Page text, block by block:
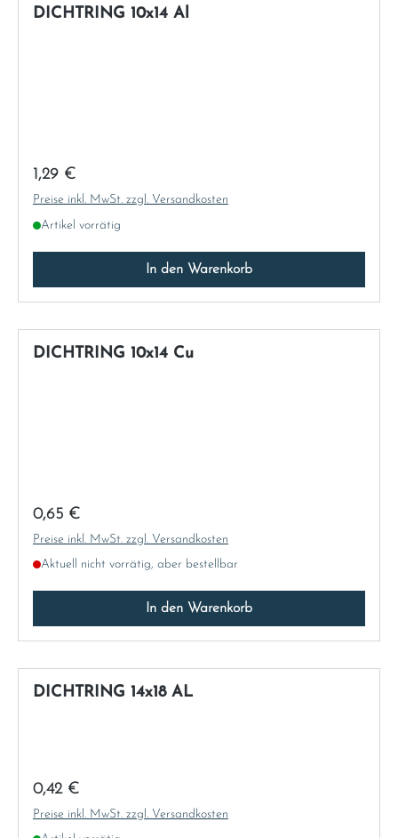
DICHTRING 10x14 Al
Regulärer Preis:
1,29 €
Preise inkl. MwSt. zzgl. Versandkosten
Artikel vorrätig
In den Warenkorb
DICHTRING 10x14 Cu
Regulärer Preis:
0,65 €
Preise inkl. MwSt. zzgl. Versandkosten
Aktuell nicht vorrätig, aber bestellbar
In den Warenkorb
DICHTRING 14x18 AL
Regulärer Preis:
0,42 €
Preise inkl. MwSt. zzgl. Versandkosten